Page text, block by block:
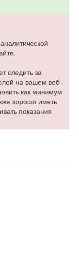
следить за
на вашем веб-
как минимум
хорошо иметь
показания